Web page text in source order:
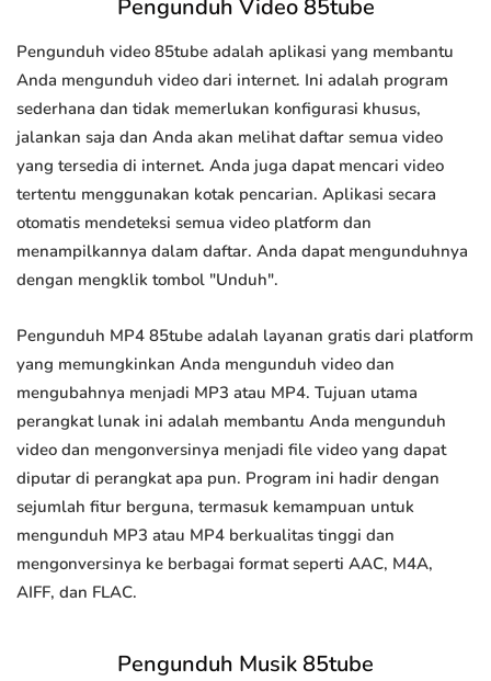
Pengunduh Video 85tube
Pengunduh video 85tube adalah aplikasi yang membantu
Anda mengunduh video dari internet. Ini adalah program
sederhana dan tidak memerlukan konfigurasi khusus,
jalankan saja dan Anda akan melihat daftar semua video
yang tersedia di internet. Anda juga dapat mencari video
tertentu menggunakan kotak pencarian. Aplikasi secara
otomatis mendeteksi semua video platform dan
menampilkannya dalam daftar. Anda dapat mengunduhnya
dengan mengklik tombol "Unduh".
Pengunduh MP4 85tube adalah layanan gratis dari platform
yang memungkinkan Anda mengunduh video dan
mengubahnya menjadi MP3 atau MP4. Tujuan utama
perangkat lunak ini adalah membantu Anda mengunduh
video dan mengonversinya menjadi file video yang dapat
diputar di perangkat apa pun. Program ini hadir dengan
sejumlah fitur berguna, termasuk kemampuan untuk
mengunduh MP3 atau MP4 berkualitas tinggi dan
mengonversinya ke berbagai format seperti AAC, M4A,
AIFF, dan FLAC.
Pengunduh Musik 85tube